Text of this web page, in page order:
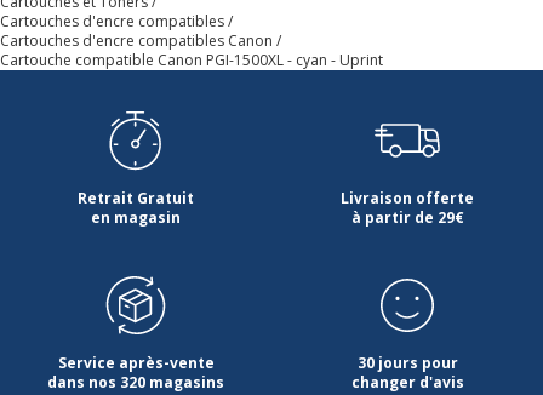
Cartouches d'encre compatibles
Cartouches d'encre compatibles Canon
Cartouche compatible Canon PGI-1500XL - cyan - Uprint
Retrait Gratuit
en magasin
Livraison offerte
à partir de 29€
Service après-vente
dans nos 320 magasins
30 jours pour
changer d'avis